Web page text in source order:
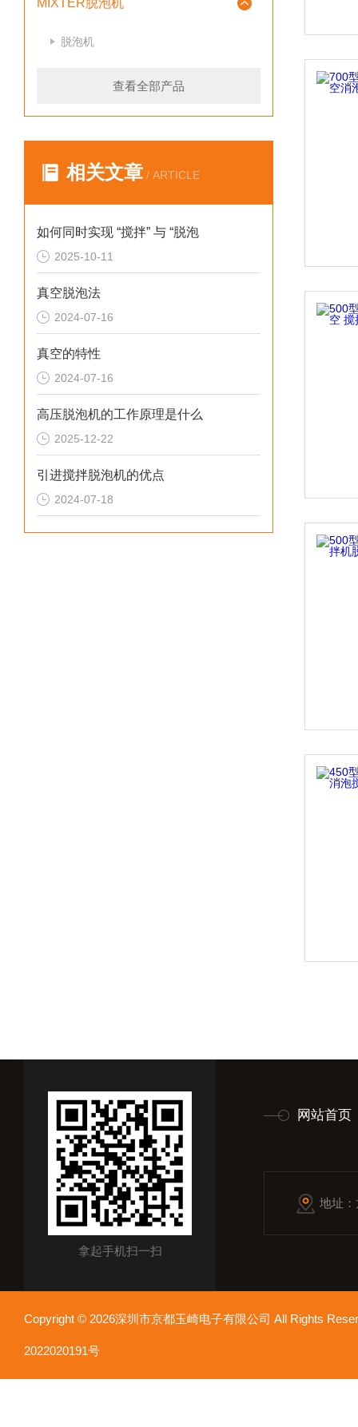
MIXTER脱泡机
脱泡机
查看全部产品
相关文章 / ARTICLE
如何同时实现 “搅拌” 与 “脱泡
2025-10-11
真空脱泡法
2024-07-16
真空的特性
2024-07-16
高压脱泡机的工作原理是什么
2025-12-22
引进搅拌脱泡机的优点
2024-07-18
拿起手机扫一扫
网站首页
地址
Copyright © 2026深圳市京都玉崎电子有限公司 All Rights
2022020191号